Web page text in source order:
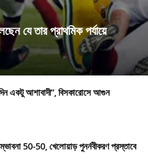
যে তার প্রাথমিক পর্যায়ে
একটু আশাবাদী”, বিসকারোসে আগুন
50-50, খেলোয়াড় পুনর্নবীকরণ প্রস্তাবে